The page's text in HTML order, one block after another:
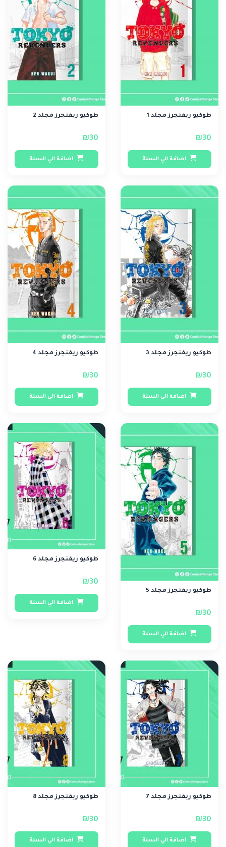
طوكيو ريفنجرز مجلد 1
₪30
اضافة الي السلة
طوكيو ريفنجرز مجلد 2
₪30
اضافة الي السلة
طوكيو ريفنجرز مجلد 3
₪30
اضافة الي السلة
طوكيو ريفنجرز مجلد 4
₪30
اضافة الي السلة
طوكيو ريفنجرز مجلد 5
₪30
اضافة الي السلة
طوكيو ريفنجرز مجلد 6
₪30
اضافة الي السلة
طوكيو ريفنجرز مجلد 7
₪30
اضافة الي السلة
طوكيو ريفنجرز مجلد 8
₪30
اضافة الي السلة